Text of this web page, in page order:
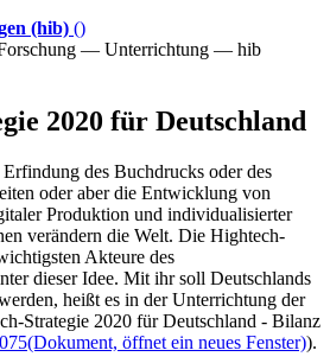
(hib) ()
— Unterrichtung — hib
2020 für Deutschland
des Buchdrucks oder des
oder aber die Entwicklung von
Produktion und individualisierter
verändern die Welt. Die Hightech-
Akteure des
dieser Idee. Mit ihr soll Deutschlands
heißt es in der Unterrichtung der
Strategie 2020 für Deutschland - Bilanz
(Dokument, öffnet ein neues Fenster)).